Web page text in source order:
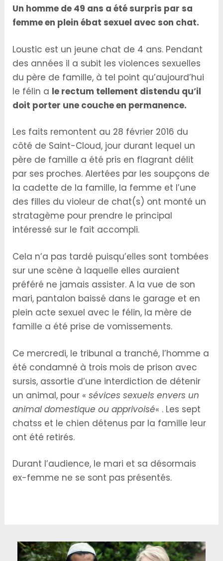
Un homme de 49 ans a été surpris par sa
femme en plein ébat sexuel avec son chat.
Loustic est un jeune chat de 4 ans. Pendant
des années il a subit les violences sexuelles
du père de famille, à tel point qu’aujourd’hui
le félin a le rectum tellement distendu qu’il
doit porter une couche en permanence.
Les faits remontent au 28 février 2016 du
côté de Saint-Cloud, jour durant lequel un
père de famille a été pris en flagrant délit
par ses proches. Alertées par les soupçons de
la cadette de la famille, la femme et l’une
des filles du violeur de chat(s) ont monté un
stratagème pour prendre le principal
intéressé sur le fait accompli.
Cela n’a pas tardé puisqu’elles sont tombées
sur une scène à laquelle elles auraient
préféré ne jamais assister. A la vue de son
mari, pantalon baissé dans le garage et en
plein acte sexuel avec le félin, la mère de
famille a été prise de vomissements.
Ce mercredi, le tribunal a tranché, l’homme a
été condamné à trois mois de prison avec
sursis, assortie d’une interdiction de détenir
un animal, pour «sévices sexuels envers un
animal domestique ou apprivoisé« . Les sept
chatss et le chien détenus par la famille leur
ont été retirés.
Durant l’audience, le mari et sa désormais
ex-femme ne se sont pas présentés.